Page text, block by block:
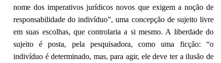
nome dos imperativos jurídicos novos que exigem a noção de
responsabilidade do indivíduo”, uma concepção de sujeito livre
em suas escolhas, que controlaria a si mesmo. A liberdade do
sujeito é posta, pela pesquisadora, como uma ficção: “o
indivíduo é determinado, mas, para agir, ele deve ter a ilusão de